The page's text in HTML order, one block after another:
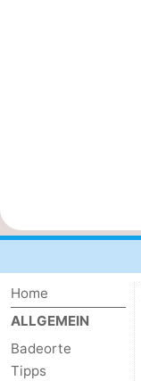
Home
ALLGEMEIN
Badeorte
Tipps